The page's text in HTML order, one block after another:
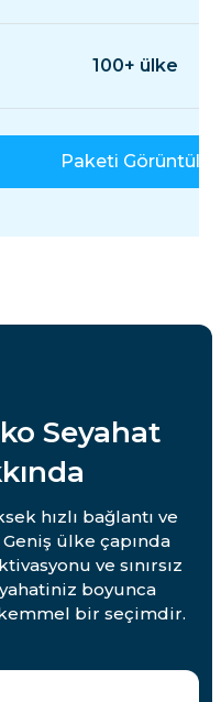
100+ ülke
Paketi Görüntüle
Seyahat
hızlı bağlantı ve
ülke çapında
ve sınırsız
boyunca
bir seçimdir.